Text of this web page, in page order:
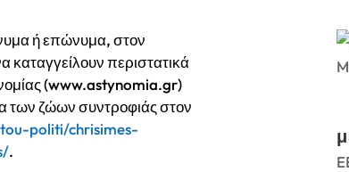
ή επώνυμα, στον
καταγγείλουν περιστατικά
(www.astynomia.gr)
των ζώων συντροφιάς στον
politi/chrisimes-
.